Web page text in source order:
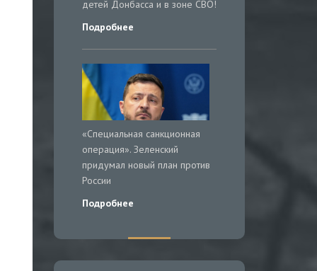
детей Донбасса и в зоне СВО!
Подробнее
«Специальная санкционная
операция». Зеленский
придумал новый план против
России
Подробнее